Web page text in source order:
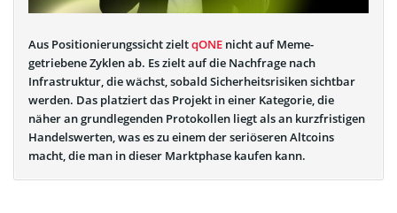
Aus Positionierungssicht zieltqONE nicht auf Meme-
getriebene Zyklen ab. Es zielt auf die Nachfrage nach
Infrastruktur, die wächst, sobald Sicherheitsrisiken sichtbar
werden. Das platziert das Projekt in einer Kategorie, die
näher an grundlegenden Protokollen liegt als an kurzfristigen
Handelswerten, was es zu einem der seriöseren Altcoins
macht, die man in dieser Marktphase kaufen kann.